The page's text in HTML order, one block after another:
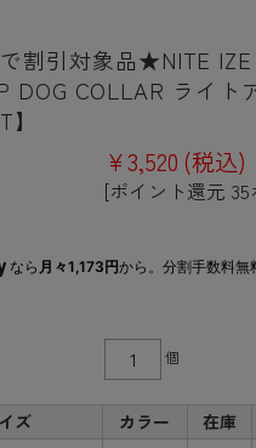
割引対象品★NITE IZE
DOG COLLAR ライト
¥3,520 (税込)
[ポイント還元
なら 月々1,173円から。分割手数料無
個
ズ カラー 在庫